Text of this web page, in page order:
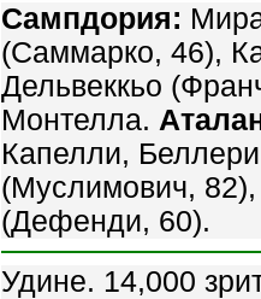
Сампдория:
(Саммарко, 46),
Дельвеккьо
Монтелла.
Капелли,
(Муслимович,
(Дефенди, 60).
Удине. 14,000